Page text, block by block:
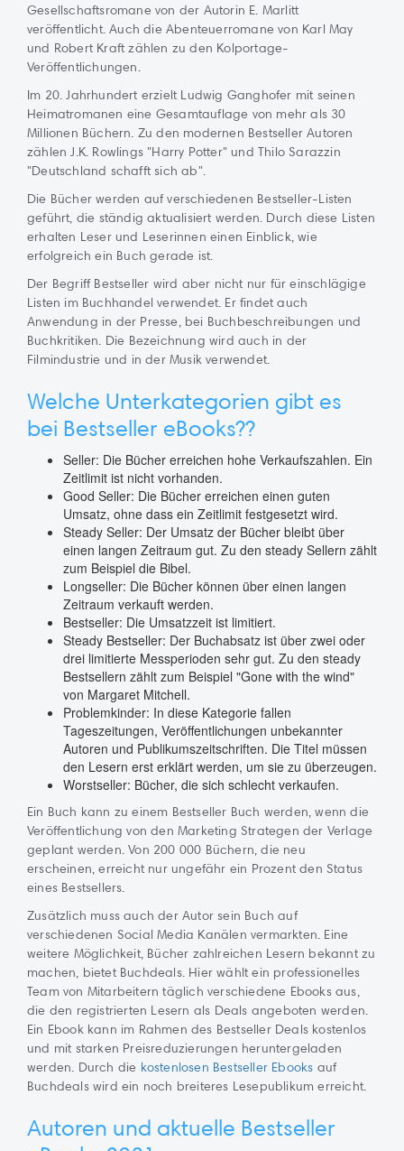
Gesellschaftsromane von der Autorin E. Marlitt
veröffentlicht. Auch die Abenteuerromane von Karl May
und Robert Kraft zählen zu den Kolportage-
Veröffentlichungen.
Im 20. Jahrhundert erzielt Ludwig Ganghofer mit seinen
Heimatromanen eine Gesamtauflage von mehr als 30
Millionen Büchern. Zu den modernen Bestseller Autoren
zählen J.K. Rowlings "Harry Potter" und Thilo Sarazzin
"Deutschland schafft sich ab".
Die Bücher werden auf verschiedenen Bestseller-Listen
geführt, die ständig aktualisiert werden. Durch diese Listen
erhalten Leser und Leserinnen einen Einblick, wie
erfolgreich ein Buch gerade ist.
Der Begriff Bestseller wird aber nicht nur für einschlägige
Listen im Buchhandel verwendet. Er findet auch
Anwendung in der Presse, bei Buchbeschreibungen und
Buchkritiken. Die Bezeichnung wird auch in der
Filmindustrie und in der Musik verwendet.
Welche Unterkategorien gibt es
bei Bestseller eBooks??
Seller: Die Bücher erreichen hohe Verkaufszahlen. Ein
Zeitlimit ist nicht vorhanden.
Good Seller: Die Bücher erreichen einen guten
Umsatz, ohne dass ein Zeitlimit festgesetzt wird.
Steady Seller: Der Umsatz der Bücher bleibt über
einen langen Zeitraum gut. Zu den steady Sellern zählt
zum Beispiel die Bibel.
Longseller: Die Bücher können über einen langen
Zeitraum verkauft werden.
Bestseller: Die Umsatzzeit ist limitiert.
Steady Bestseller: Der Buchabsatz ist über zwei oder
drei limitierte Messperioden sehr gut. Zu den steady
Bestsellern zählt zum Beispiel "Gone with the wind"
von Margaret Mitchell.
Problemkinder: In diese Kategorie fallen
Tageszeitungen, Veröffentlichungen unbekannter
Autoren und Publikumszeitschriften. Die Titel müssen
den Lesern erst erklärt werden, um sie zu überzeugen.
Worstseller: Bücher, die sich schlecht verkaufen.
Ein Buch kann zu einem Bestseller Buch werden, wenn die
Veröffentlichung von den Marketing Strategen der Verlage
geplant werden. Von 200 000 Büchern, die neu
erscheinen, erreicht nur ungefähr ein Prozent den Status
eines Bestsellers.
Zusätzlich muss auch der Autor sein Buch auf
verschiedenen Social Media Kanälen vermarkten. Eine
weitere Möglichkeit, Bücher zahlreichen Lesern bekannt zu
machen, bietet Buchdeals. Hier wählt ein professionelles
Team von Mitarbeitern täglich verschiedene Ebooks aus,
die den registrierten Lesern als Deals angeboten werden.
Ein Ebook kann im Rahmen des Bestseller Deals kostenlos
und mit starken Preisreduzierungen heruntergeladen
werden. Durch die kostenlosen Bestseller Ebooks auf
Buchdeals wird ein noch breiteres Lesepublikum erreicht.
Autoren und aktuelle Bestseller